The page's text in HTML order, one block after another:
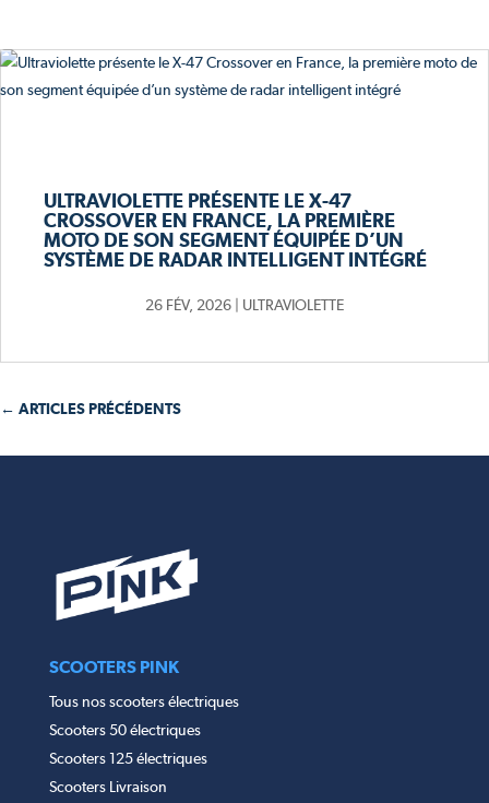
ULTRAVIOLETTE PRÉSENTE LE X-47
CROSSOVER EN FRANCE, LA PREMIÈRE
MOTO DE SON SEGMENT ÉQUIPÉE D’UN
SYSTÈME DE RADAR INTELLIGENT INTÉGRÉ
26 FÉV, 2026 ULTRAVIOLETTE
← ARTICLES PRÉCÉDENTS
SCOOTERS PINK
Tous nos scooters électriques
Scooters 50 électriques
Scooters 125 électriques
Scooters Livraison